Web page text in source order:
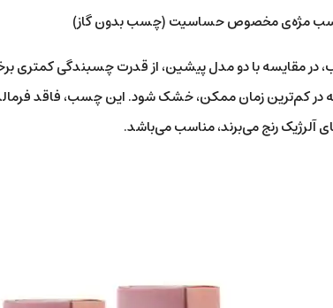
مژه‌ی مخصوص حساسیت (چسب بدون گاز)
در مقایسه با دو مدل پیشین، از قدرت چسبندگی کمتری
در کم‌ترین زمان ممکن، خشک شود. این چسب، فاقد
آلرژیک رنج می‌برند، مناسب می‌باشد.